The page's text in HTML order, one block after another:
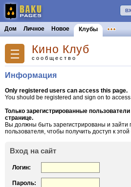
Дом Личное Новое Клубы
Кино Клуб
сообщество
Информация
Only registered users can access this page.
You should be registered and sign on to
Только зарегистрированные
странице.
Вы должны быть зарегистрированы и
пользователя, чтобы получить доступ к
Вход на сайт
Логин:
Пароль: